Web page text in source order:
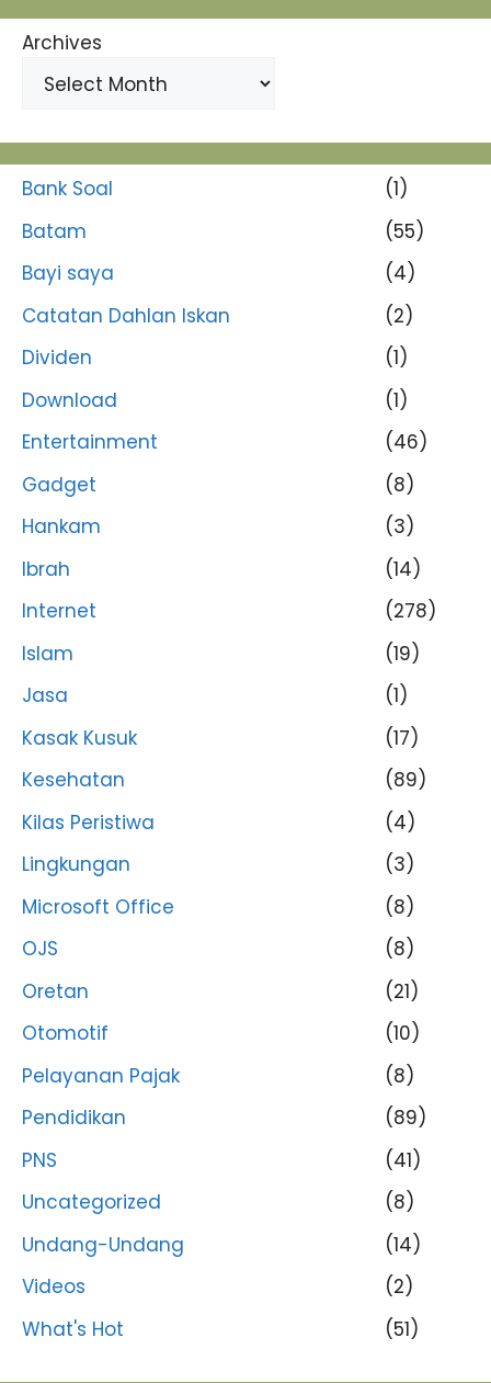
Archives
Bank Soal
(1)
Batam
(55)
Bayi saya
(4)
Catatan Dahlan Iskan
(2)
Dividen
(1)
Download
(1)
Entertainment
(46)
Gadget
(8)
Hankam
(3)
Ibrah
(14)
Internet
(278)
Islam
(19)
Jasa
(1)
Kasak Kusuk
(17)
Kesehatan
(89)
Kilas Peristiwa
(4)
Lingkungan
(3)
Microsoft Office
(8)
OJS
(8)
Oretan
(21)
Otomotif
(10)
Pelayanan Pajak
(8)
Pendidikan
(89)
PNS
(41)
Uncategorized
(8)
Undang-Undang
(14)
Videos
(2)
What's Hot
(51)